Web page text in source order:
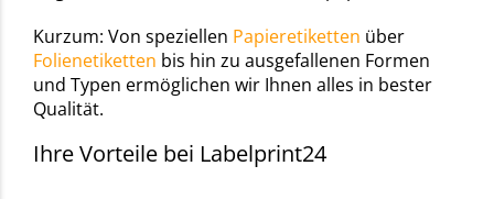
Kurzum: Von speziellen Papieretiketten über
Folienetiketten bis hin zu ausgefallenen Formen
und Typen ermöglichen wir Ihnen alles in bester
Qualität.
Ihre Vorteile bei Labelprint24